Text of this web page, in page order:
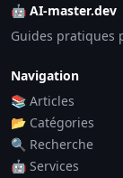
🤖 AI-master.dev
Guides pratiques
Navigation
📚 Articles
📂 Catégories
🔍 Recherche
🤖 Services